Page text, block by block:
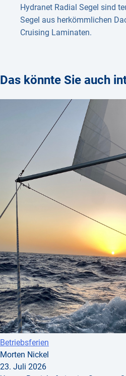
Hydranet Radial Segel sind
Segel aus herkömmlichen
Cruising Laminaten.
Das könnte Sie auch
Betriebsferien
Morten Nickel
23. Juli 2026